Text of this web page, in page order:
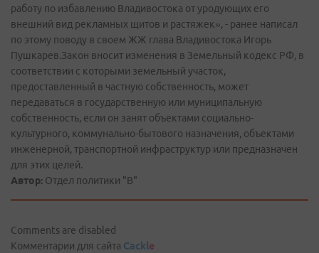
работу по избавлению Владивостока от уродующих его
внешний вид рекламных щитов и растяжек», - ранее написал
по этому поводу в своем ЖЖ глава Владивостока Игорь
Пушкарев.Закон вносит изменения в Земельный кодекс РФ, в
соответствии с которыми земельный участок,
предоставленный в частную собственность, может
передаваться в государственную или муниципальную
собственность, если он занят объектами социально-
культурного, коммунально-бытового назначения, объектами
инженерной, транспортной инфраструктур или предназначен
для этих целей.
Автор: Отдел политики "В"
Comments are disabled
Комментарии для сайта Cackle